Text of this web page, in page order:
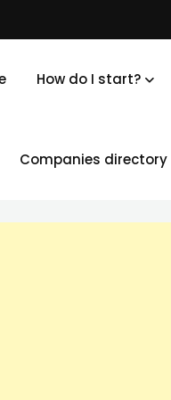
How do I start?
Companies directory